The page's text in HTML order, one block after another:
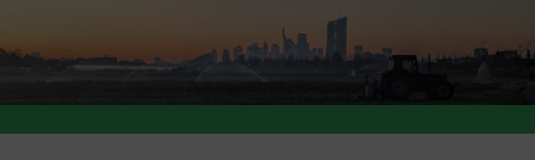
Inhalt
springen